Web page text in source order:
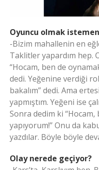
Oyuncu olmak
-Bizim mahallenin en
Taklitler yapardım hep.
“Hocam, ben de
dedi. Yeğenine verdiği
bakalım” dedi. Ama
yapmıştım. Yeğeni ise
Sonra dedim ki
yapıyorum!” Onu da
yazdılar. Böyle böyle
Olay nerede geçiyor?